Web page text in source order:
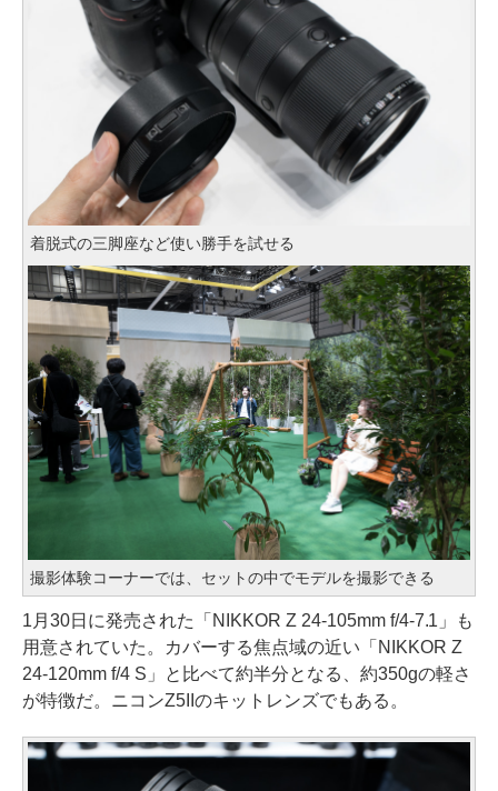
着脱式の三脚座など使い勝手を試せる
撮影体験コーナーでは、セットの中でモデルを撮影できる
1月30日に発売された「NIKKOR Z 24-105mm f/4-7.1」も
用意されていた。カバーする焦点域の近い「NIKKOR Z
24-120mm f/4 S」と比べて約半分となる、約350gの軽さ
が特徴だ。ニコンZ5IIのキットレンズでもある。